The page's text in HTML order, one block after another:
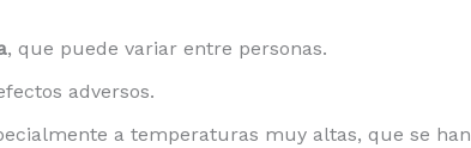
, que puede variar entre personas.
adversos.
a temperaturas muy altas, que se han